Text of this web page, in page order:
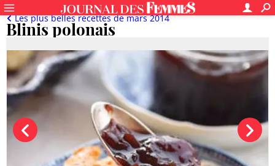
Blinis polonais
Les plus belles recettes de mars 2014